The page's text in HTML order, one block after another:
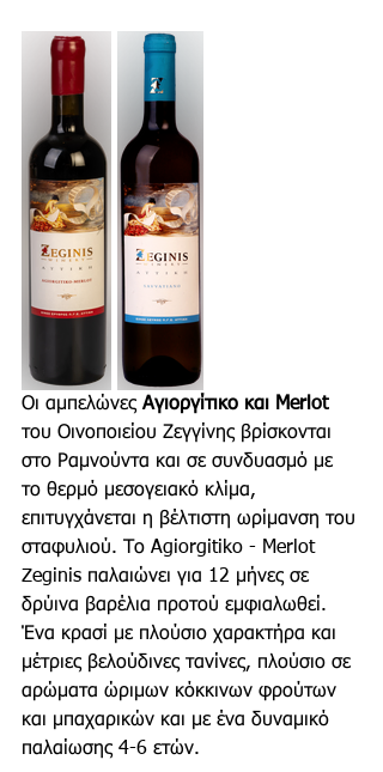
Οι αμπελώνες Αγιοργίτικο και Merlot
του Οινοποιείου Ζεγγίνης βρίσκονται
στο Ραμνούντα και σε συνδυασμό με
το θερμό μεσογειακό κλίμα,
επιτυγχάνεται η βέλτιστη ωρίμανση του
σταφυλιού. Το Agiorgitiko - Merlot
Zeginis παλαιώνει για 12 μήνες σε
δρύινα βαρέλια προτού εμφιαλωθεί.
Ένα κρασί με πλούσιο χαρακτήρα και
μέτριες βελούδινες τανίνες, πλούσιο σε
αρώματα ώριμων κόκκινων φρούτων
και μπαχαρικών και με ένα δυναμικό
παλαίωσης 4-6 ετών.